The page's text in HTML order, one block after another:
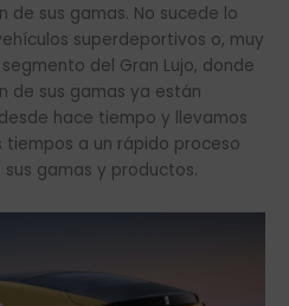
sus gamas. No sucede lo
superdeportivos o, muy
del Gran Lujo, donde
de sus gamas ya están
hace tiempo y llevamos
a un rápido proceso
gamas y productos.